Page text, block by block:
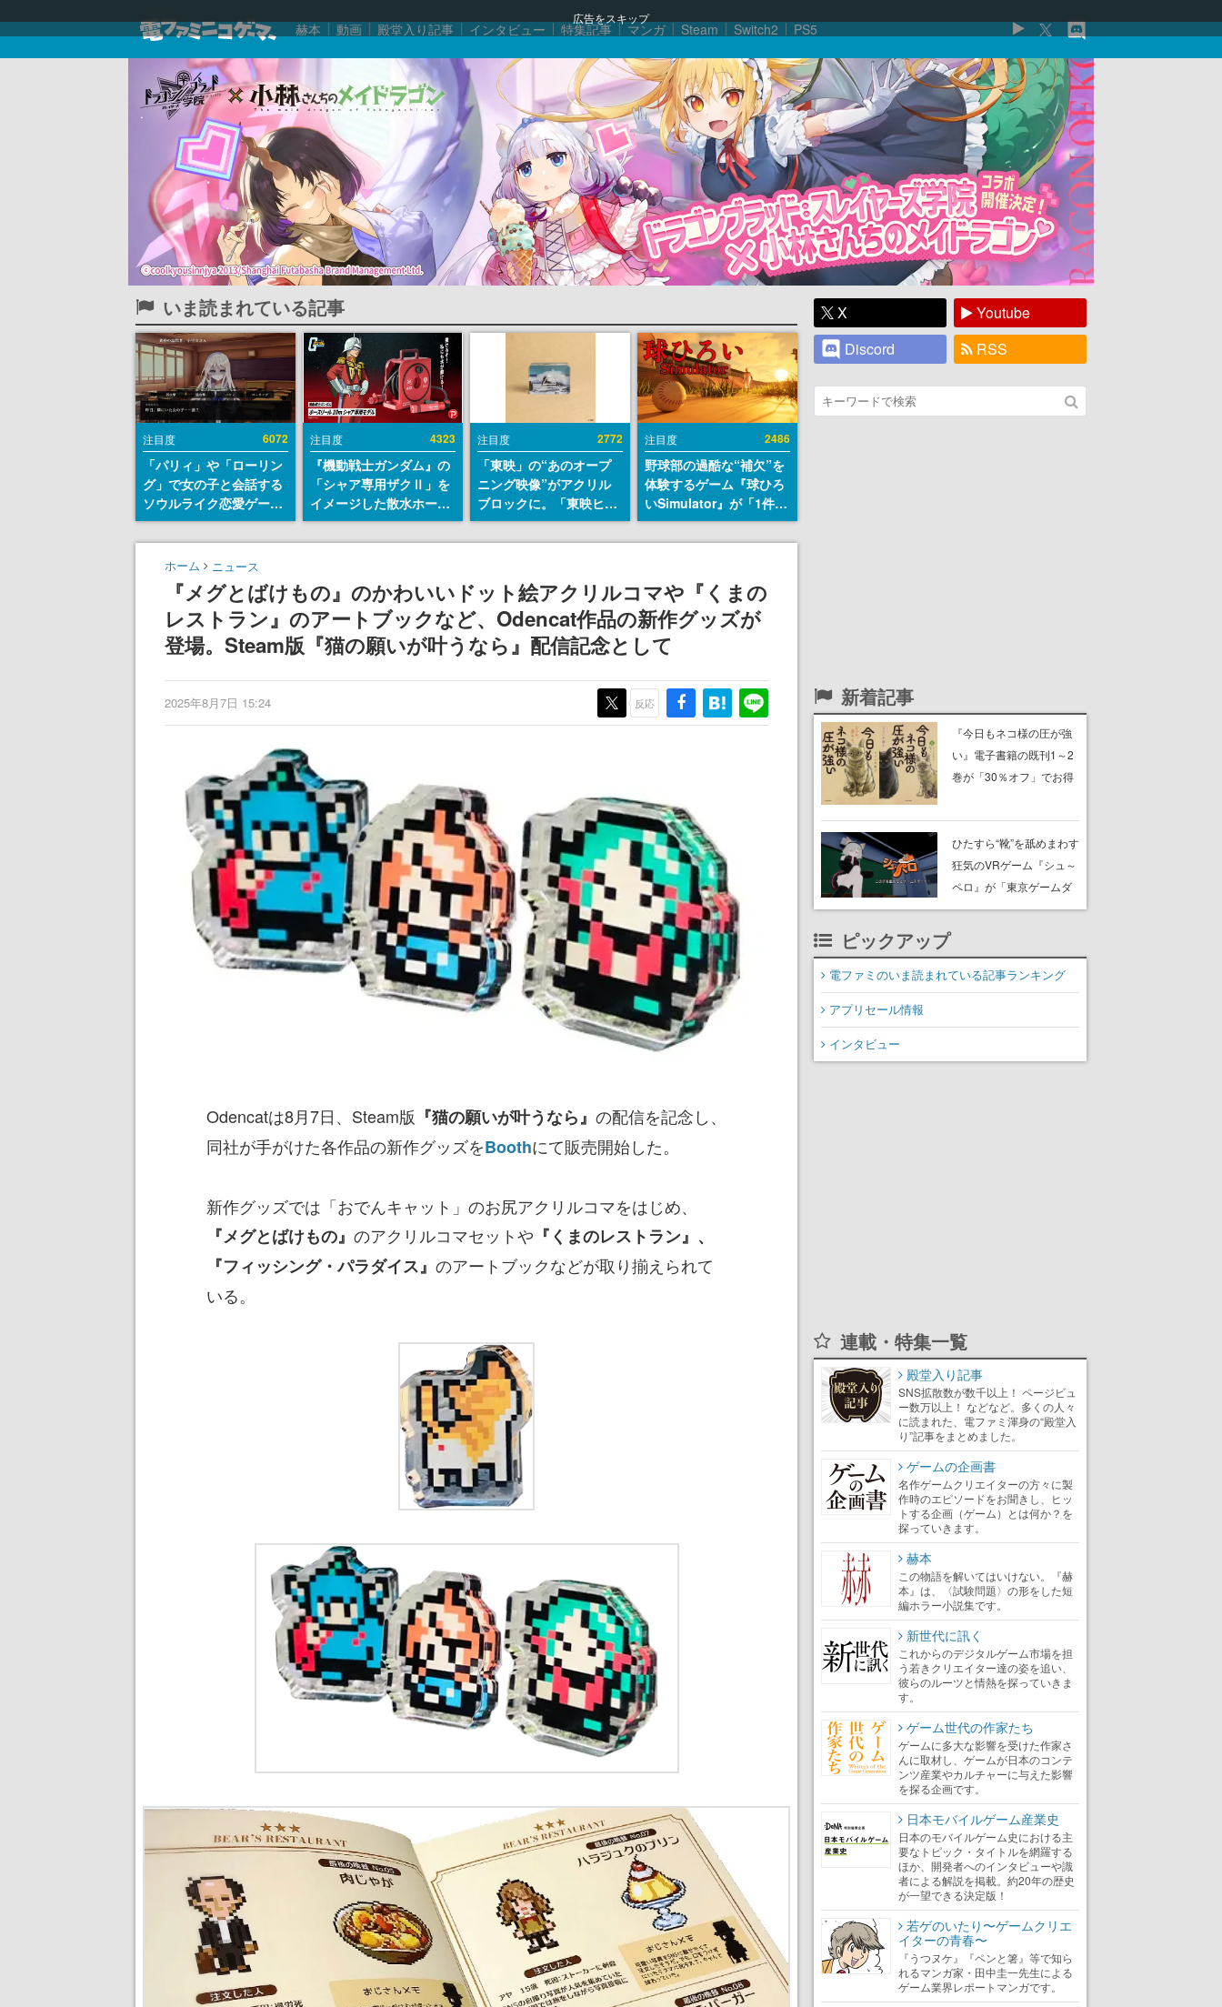
広告をスキップ
赫本 動画 殿堂入り記事 インタビュー 特集記事 マンガ Steam Switch2 PS5
いま読まれている記事
注目度 6072
「パリィ」や「ローリン
グ」で女の子と会話する
ソウルライク恋愛ゲーム
『小早川さんはソウルラ
イク』無料公開。返事に
失敗すると「YOU
DIED」
注目度 4323
『機動戦士ガンダム』の
「シャア専用ザクⅡ」を
イメージした散水ホース
リールが予約開始。本体
にはシャアのパーソナル
どを配置
注目度 2772
「東映」の“あのオープ
ニング映像”がアクリル
ブロックに。「東映ヒス
トリカル グッズコレクシ
ョン」が8月下旬より発
注目度 2486
野球部の過酷な“補欠”を
体験するゲーム『球ひろ
いSimulator』が「1件」
のウィッシュリストをも
とにチェコ語に対応し
ダム・カム』開発元やチ
ェコのプロ野球選手から
称賛の声
ホーム ニュース
『メグとばけもの』のかわいいドット絵アクリルコマや『くまの
レストラン』のアートブックなど、Odencat作品の新作グッズが
登場。Steam版『猫の願いが叶うなら』配信記念として
2025年8月7日 15:24 反応
Odencatは8月7日、Steam版 『猫の願いが叶うなら』 の配信を記念し、
同社が手がけた各作品の新作グッズをBoothにて販売開始した。
新作グッズでは「おでんキャット」のお尻アクリルコマをはじめ、
『メグとばけもの』 のアクリルコマセットや 『くまのレストラン』、
『フィッシング・パラダイス』 のアートブックなどが取り揃えられて
いる。
X
Youtube
Discord
RSS
新着記事
『今日もネコ様の圧が強
い』電子書籍の既刊1～2
巻が「30％オフ」でお得
たネコたちと、ネコを溺
愛する人間のすれ違いを
描く
ひたすら“靴”を舐めまわす
狂気のVRゲーム『シュ～
ペロ』が「東京ゲームダ
ンジョン」に展示中。キ
前のめり。公式アカウン
トも開設され、2026年リ
ピックアップ
電ファミのいま読まれている記事ランキング
アプリセール情報
インタビュー
連載・特集一覧
殿堂入り記事
SNS拡散数が数千以上！ ページビュ
ー数万以上！ などなど。多くの人々
に読まれた、電ファミ渾身の“殿堂入
り”記事をまとめました。
ゲームの企画書
名作ゲームクリエイターの方々に製
作時のエピソードをお聞きし、ヒッ
トする企画（ゲーム）とは何か？を
探っていきます。
赫本
この物語を解いてはいけない。『赫
本』は、〈試験問題〉の形をした短
編ホラー小説集です。
新世代に訊く
これからのデジタルゲーム市場を担
う若きクリエイター達の姿を追い、
彼らのルーツと情熱を探っていきま
す。
ゲーム世代の作家たち
ゲームに多大な影響を受けた作家さ
んに取材し、ゲームが日本のコンテ
ンツ産業やカルチャーに与えた影響
を探る企画です。
日本モバイルゲーム産業史
日本のモバイルゲーム史における主
要なトピック・タイトルを網羅する
ほか、開発者へのインタビューや識
者による解説を掲載。約20年の歴史
が一望できる決定版！
若ゲのいたり〜ゲームクリエ
イターの青春〜
『うつヌケ』『ペンと箸』等で知ら
れるマンガ家・田中圭一先生による
ゲーム業界レポートマンガです。